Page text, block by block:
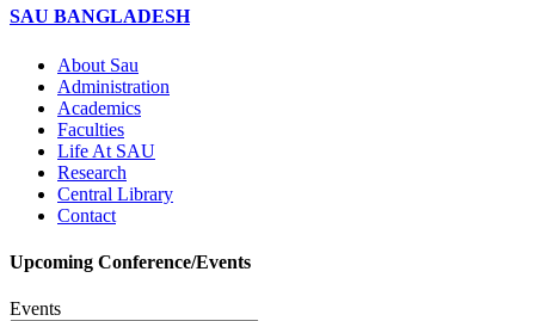
SAU BANGLADESH
About Sau
Administration
Academics
Faculties
Life At SAU
Research
Central Library
Contact
Upcoming Conference/Events
Events